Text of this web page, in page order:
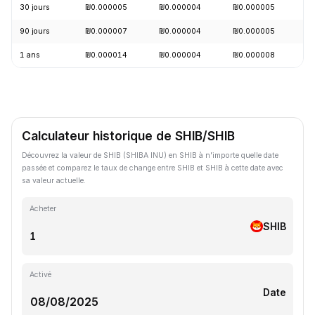
30 jours ₪0.000005 ₪0.000004 ₪0.000005
90 jours ₪0.000007 ₪0.000004 ₪0.000005
1 ans ₪0.000014 ₪0.000004 ₪0.000008
Calculateur historique de SHIB/SHIB
Découvrez la valeur de SHIB (SHIBA INU) en SHIB à n'importe quelle date
passée et comparez le taux de change entre SHIB et SHIB à cette date avec
sa valeur actuelle.
Acheter
SHIB
Activé
Date